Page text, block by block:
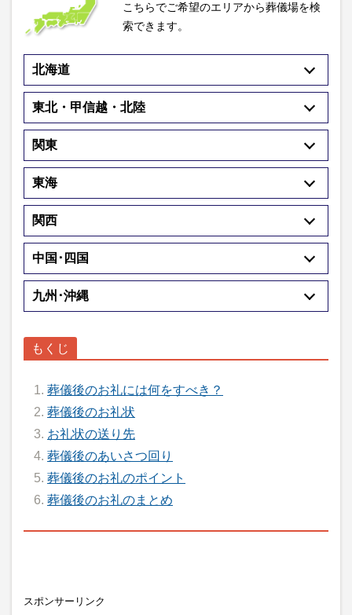
こちらでご希望のエリアから葬儀場を検
索できます。
北海道
東北・甲信越・北陸
関東
東海
関西
中国･四国
九州･沖縄
葬儀後のお礼には何をすべき？
葬儀後のお礼状
お礼状の送り先
葬儀後のあいさつ回り
葬儀後のお礼のポイント
葬儀後のお礼のまとめ
スポンサーリンク